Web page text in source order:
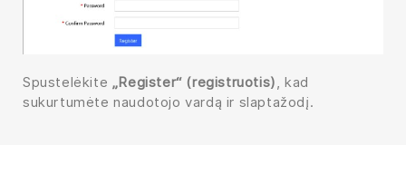
Spustelėkite „Register“ (registruotis), kad
sukurtumėte naudotojo vardą ir slaptažodį.